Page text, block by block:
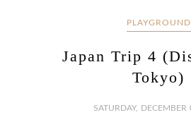
PLAYGROUND
Japan Trip 4
Tokyo)
SATURDAY,